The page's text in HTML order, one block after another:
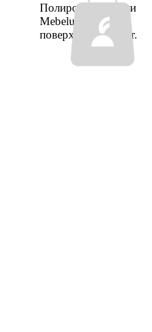
Полироль д/мебели
Mebelux д/любых
поверх 300мл
1 шт.